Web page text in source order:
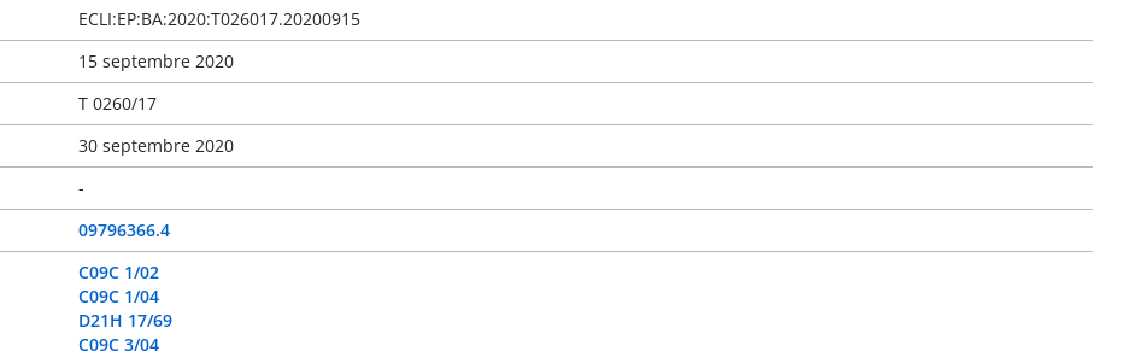
ECLI:EP:BA:2020:T026017.20200915
15 septembre 2020
T 0260/17
30 septembre 2020
-
09796366.4
C09C 1/02
C09C 1/04
D21H 17/69
C09C 3/04